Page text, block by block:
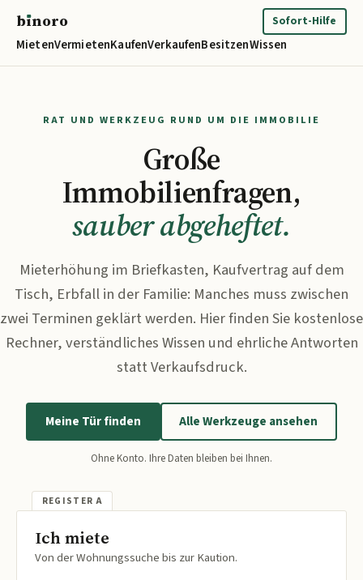
bınoro
MietenVermietenKaufenVerkaufenBesitzenWissen
Sofort-Hilfe
RAT UND WERKZEUG RUND UM DIE IMMOBILIE
Große
Immobilienfragen,
sauber abgeheftet.
Mieterhöhung im Briefkasten, Kaufvertrag auf dem
Tisch, Erbfall in der Familie: Manches muss zwischen
zwei Terminen geklärt werden. Hier finden Sie kostenlose
Rechner, verständliches Wissen und ehrliche Antworten
statt Verkaufsdruck.
Meine Tür finden Alle Werkzeuge ansehen
Ohne Konto. Ihre Daten bleiben bei Ihnen.
Ich miete
Von der Wohnungssuche bis zur Kaution.